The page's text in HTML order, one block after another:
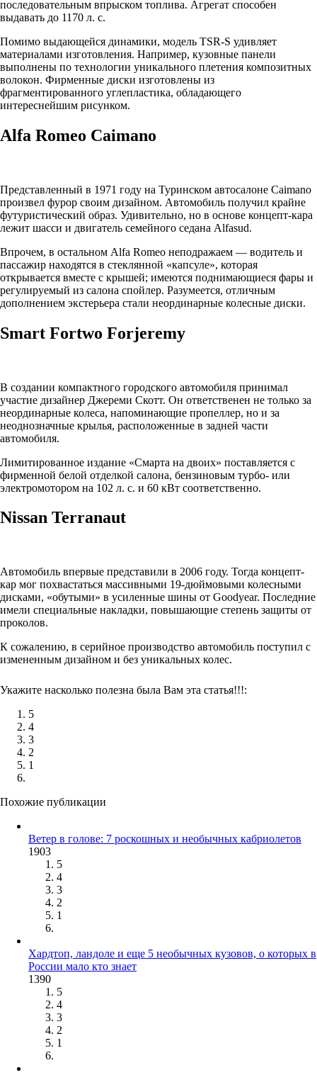
последовательным впрыском топлива. Агрегат способен
выдавать до 1170 л. с.
Помимо выдающейся динамики, модель TSR-S удивляет
материалами изготовления. Например, кузовные панели
выполнены по технологии уникального плетения композитных
волокон. Фирменные диски изготовлены из
фрагментированного углепластика, обладающего
интереснейшим рисунком.
Alfa Romeo Caimano
Представленный в 1971 году на Туринском автосалоне Caimano
произвел фурор своим дизайном. Автомобиль получил крайне
футуристический образ. Удивительно, но в основе концепт-кара
лежит шасси и двигатель семейного седана Alfasud.
Впрочем, в остальном Alfa Romeo неподражаем — водитель и
пассажир находятся в стеклянной «капсуле», которая
открывается вместе с крышей; имеются поднимающиеся фары и
регулируемый из салона спойлер. Разумеется, отличным
дополнением экстерьера стали неординарные колесные диски.
Smart Fortwo Forjeremy
В создании компактного городского автомобиля принимал
участие дизайнер Джереми Скотт. Он ответственен не только за
неординарные колеса, напоминающие пропеллер, но и за
неоднозначные крылья, расположенные в задней части
автомобиля.
Лимитированное издание «Смарта на двоих» поставляется с
фирменной белой отделкой салона, бензиновым турбо- или
электромотором на 102 л. с. и 60 кВт соответственно.
Nissan Terranaut
Автомобиль впервые представили в 2006 году. Тогда концепт-
кар мог похвастаться массивными 19-дюймовыми колесными
дисками, «обутыми» в усиленные шины от Goodyear. Последние
имели специальные накладки, повышающие степень защиты от
проколов.
К сожалению, в серийное производство автомобиль поступил с
измененным дизайном и без уникальных колес.
Укажите насколько полезна была Вам эта статья!!!:
5
4
3
2
1
Похожие публикации
Ветер в голове: 7 роскошных и необычных кабриолетов
1903
5
4
3
2
1
Хардтоп, ландоле и еще 5 необычных кузовов, о которых в
России мало кто знает
1390
5
4
3
2
1